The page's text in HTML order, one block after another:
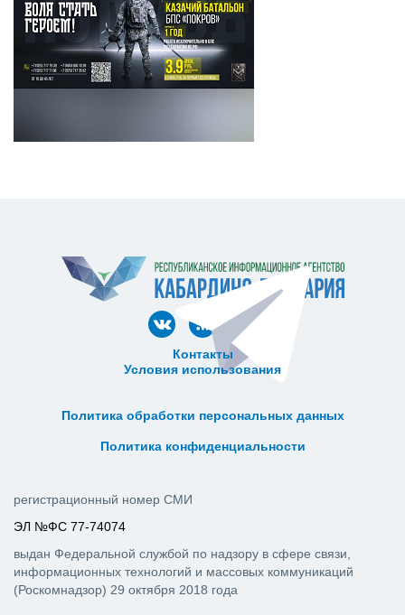
Контакты
Условия использования
Политика обработки персональных данных
Политика конфиденциальности
регистрационный номер СМИ
ЭЛ №ФС 77-74074
выдан Федеральной службой по надзору в сфере связи,
информационных технологий и массовых коммуникаций
(Роскомнадзор) 29 октября 2018 года